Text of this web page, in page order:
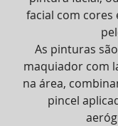
facial com cores
As pinturas
maquiador com
na área,
pincel